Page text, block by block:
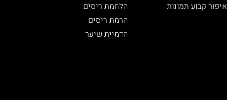
איפור קבוע תמונות
הלחמת ריסים
הרמת ריסים
הדמיית שיער